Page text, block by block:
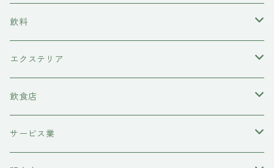
momo farm
前田牧場
吉岡食品工業
ハニーラルヴァ
雑貨
コースター
ヘアケア
シャンプー
コンディショナー
水槽底床
コースター
味噌
カレー
牛肉
糀
飲料
日本酒
ワイン
甘酒
エクステリア
物置
飲食店
レストラン
サービス業